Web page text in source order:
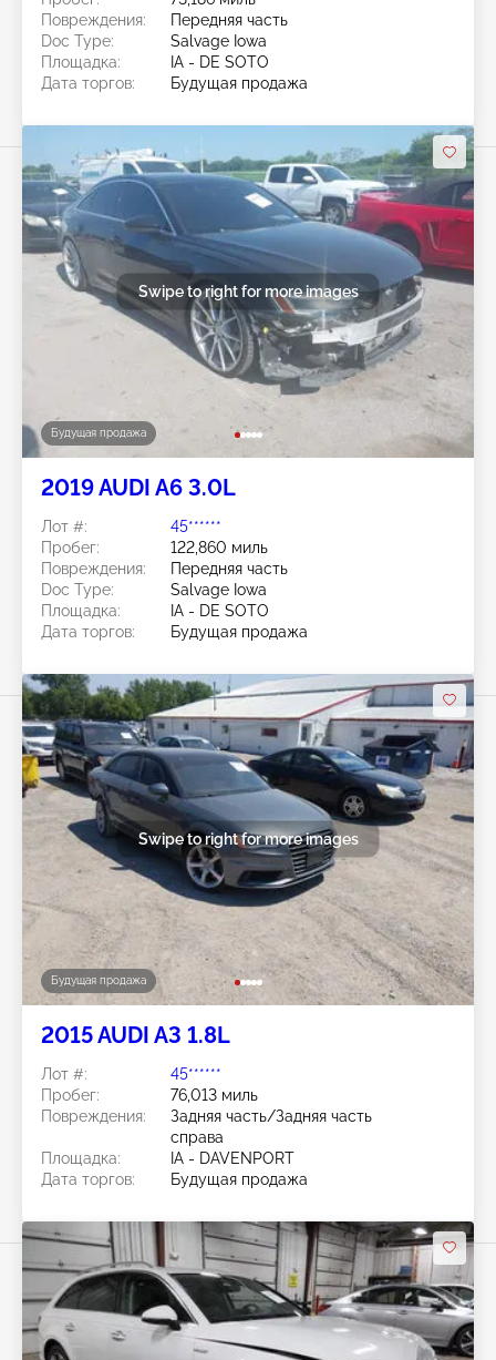
Повреждения:
Передняя часть
Doc Type:
Salvage Iowa
Площадка:
IA - DE SOTO
Дата торгов:
Будущая продажа
Будущая продажа
Swipe to right for more images
2019 AUDI A6 3.0L
Лот #:
45******
Пробег:
122,860 миль
Повреждения:
Передняя часть
Doc Type:
Salvage Iowa
Площадка:
IA - DE SOTO
Дата торгов:
Будущая продажа
Будущая продажа
Swipe to right for more images
2015 AUDI A3 1.8L
Лот #:
45******
Пробег:
76,013 миль
Повреждения:
Задняя часть/Задняя часть
справа
Площадка:
IA - DAVENPORT
Дата торгов:
Будущая продажа